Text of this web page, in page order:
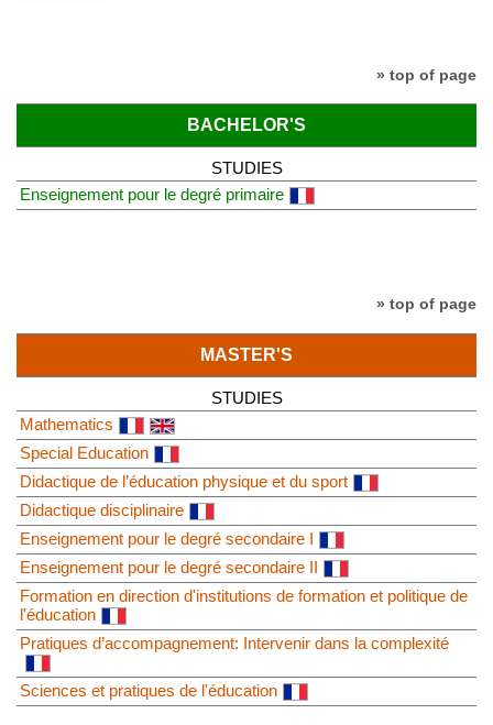
» top of page
BACHELOR'S
STUDIES
Enseignement pour le degré primaire
» top of page
MASTER'S
STUDIES
Mathematics
Special Education
Didactique de l’éducation physique et du sport
Didactique disciplinaire
Enseignement pour le degré secondaire I
Enseignement pour le degré secondaire II
Formation en direction d'institutions de formation et politique de
l'éducation
Pratiques d’accompagnement: Intervenir dans la complexité
Sciences et pratiques de l'éducation